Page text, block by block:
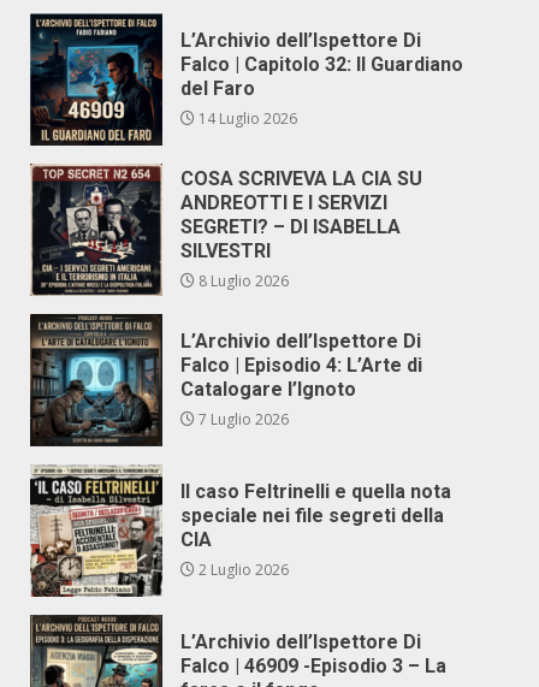
L’Archivio dell’Ispettore Di
Falco | Capitolo 32: Il Guardiano
del Faro
14 Luglio 2026
COSA SCRIVEVA LA CIA SU
ANDREOTTI E I SERVIZI
SEGRETI? – DI ISABELLA
SILVESTRI
8 Luglio 2026
L’Archivio dell’Ispettore Di
Falco | Episodio 4: L’Arte di
Catalogare l’Ignoto
7 Luglio 2026
Il caso Feltrinelli e quella nota
speciale nei file segreti della
CIA
2 Luglio 2026
L’Archivio dell’Ispettore Di
Falco | 46909 -Episodio 3 – La